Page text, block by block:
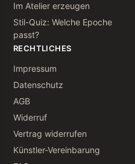
Im Atelier erzeugen
Stil-Quiz: Welche Epoche
passt?
RECHTLICHES
Impressum
Datenschutz
AGB
Widerruf
Vertrag widerrufen
Künstler-Vereinbarung